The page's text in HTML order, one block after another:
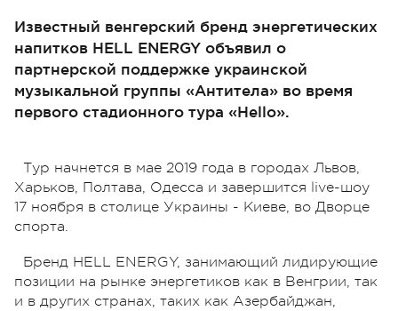
Известный венгерский бренд энергетических
напитков HELL ENERGY объявил о
партнерской поддержке украинской
музыкальной группы «Антитела» во время
первого стадионного тура «Hello».
Тур начнется в мае 2019 года в городах Львов,
Харьков, Полтава, Одесса и завершится live-шоу
17 ноября в столице Украины - Киеве, во Дворце
спорта.
Бренд HELL ENERGY, занимающий лидирующие
позиции на рынке энергетиков как в Венгрии, так
и в других странах, таких как Азербайджан,